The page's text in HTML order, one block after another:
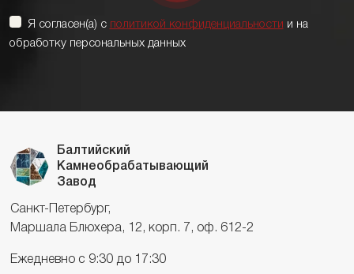
Я согласен(а) с политикой конфиденциальности и на
обработку персональных данных
Балтийский
Камнеобрабатывающий
Завод
Санкт-Петербург,
Маршала Блюхера, 12, корп. 7, оф. 612-2
Ежедневно с 9:30 до 17:30